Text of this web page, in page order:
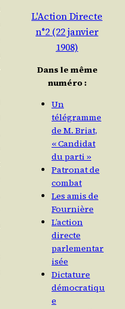
L'Action Directe
n°2 (22 janvier
1908)
Dans le même
numéro :
Un
télégramme
de M. Briat,
« Candidat
du parti »
Patronat de
combat
Les amis de
Fournière
L’action
directe
parlementar
isée
Dictature
démocratiqu
e